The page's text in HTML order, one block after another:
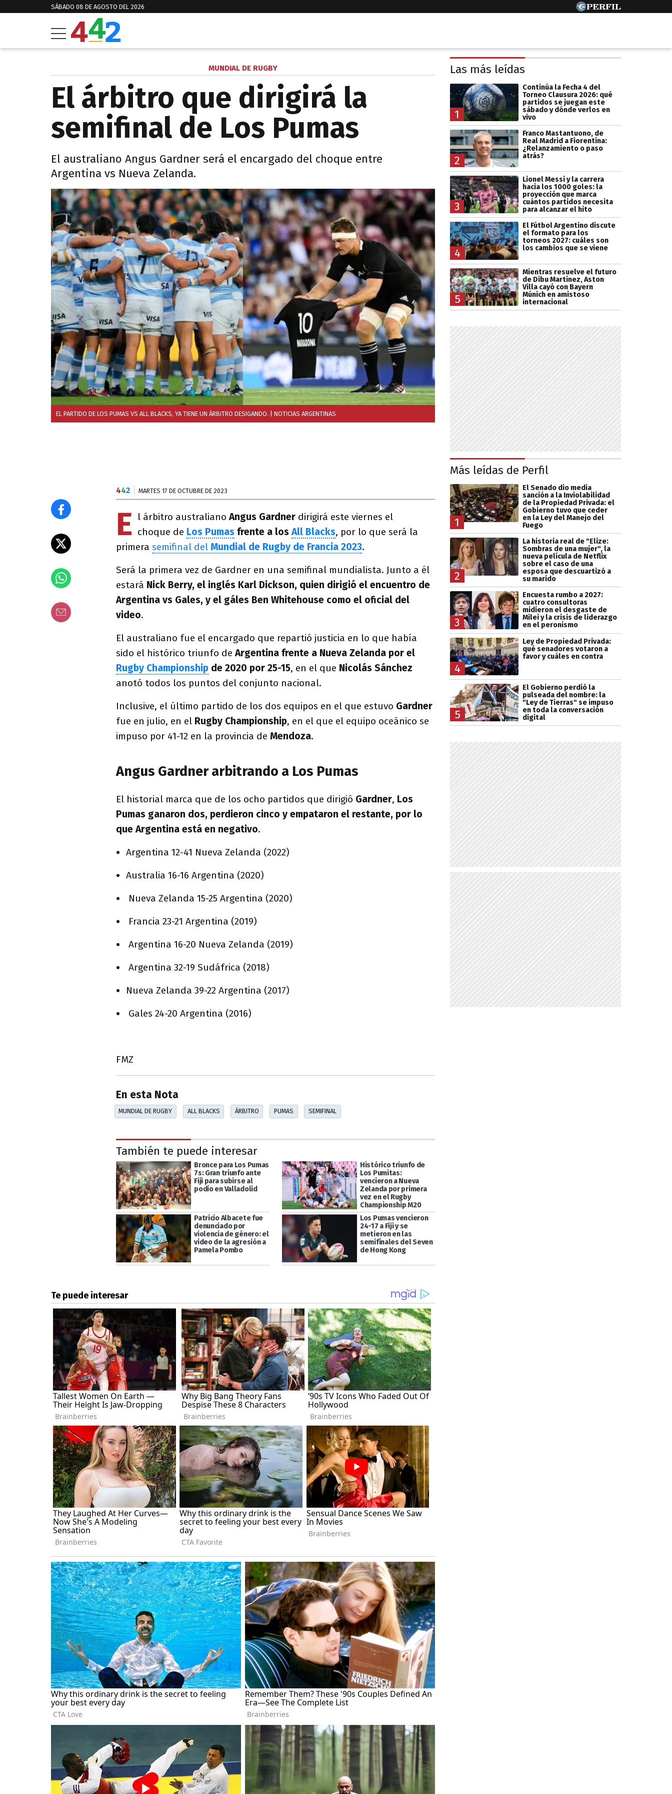
SÁBADO 08 DE AGOSTO DEL 2026
MUNDIAL DE RUGBY
El árbitro que dirigirá la
semifinal de Los Pumas
El australiano Angus Gardner será el encargado del choque entre
Argentina vs Nueva Zelanda.
EL PARTIDO DE LOS PUMAS VS ALL BLACKS, YA TIENE UN ÁRBITRO DESIGANDO. | NOTICIAS ARGENTINAS
442 MARTES 17 DE OCTUBRE DE 2023
E l árbitro australianoAngus Gardner dirigirá este viernes el
choque de Los Pumas frente a losAll Blacks, por lo que será la
primera semifinal del Mundial de Rugby de Francia 2023.
Será la primera vez de Gardner en una semifinal mundialista. Junto a él
estará Nick Berry, el inglés Karl Dickson, quien dirigió el encuentro de
Argentina vs Gales, y el gáles Ben Whitehouse como el oficial del
video.
El australiano fue el encargado que repartió justicia en lo que había
sido el histórico triunfo deArgentina frente a Nueva Zelanda por el
Rugby Championship de 2020 por 25-15, en el que Nicolás Sánchez
anotó todos los puntos del conjunto nacional.
Inclusive, el último partido de los dos equipos en el que estuvo Gardner
fue en julio, en el Rugby Championship, en el que el equipo oceánico se
impuso por 41-12 en la provincia de Mendoza.
Angus Gardner arbitrando a Los Pumas
El historial marca que de los ocho partidos que dirigió Gardner, Los
Pumas ganaron dos, perdieron cinco y empataron el restante, por lo
que Argentina está en negativo.
Argentina 12-41 Nueva Zelanda (2022)
Australia 16-16 Argentina (2020)
Nueva Zelanda 15-25 Argentina (2020)
Francia 23-21 Argentina (2019)
Argentina 16-20 Nueva Zelanda (2019)
Argentina 32-19 Sudáfrica (2018)
Nueva Zelanda 39-22 Argentina (2017)
Gales 24-20 Argentina (2016)
FMZ
En esta Nota
MUNDIAL DE RUGBY ALL BLACKS ÁRBITRO PUMAS SEMIFINAL
También te puede interesar
Bronce para Los Pumas
7s: Gran triunfo ante
Fiji para subirse al
podio en Valladolid
Histórico triunfo de
Los Pumitas:
vencieron a Nueva
Zelanda por primera
vez en el Rugby
Championship M20
Patricio Albacete fue
denunciado por
violencia de género: el
video de la agresión a
Pamela Pombo
Los Pumas vencieron
24-17 a Fiji y se
metieron en las
semifinales del Seven
de Hong Kong
Las más leídas
1
Continúa la Fecha 4 del
Torneo Clausura 2026: qué
partidos se juegan este
sábado y dónde verlos en
vivo
2
Franco Mastantuono, de
Real Madrid a Fiorentina:
¿Relanzamiento o paso
atrás?
3
Lionel Messi y la carrera
hacia los 1000 goles: la
proyección que marca
cuántos partidos necesita
para alcanzar el hito
4
El Fútbol Argentino discute
el formato para los
torneos 2027: cuáles son
los cambios que se viene
5
Mientras resuelve el futuro
de Dibu Martínez, Aston
Villa cayó con Bayern
Múnich en amistoso
internacional
Más leídas de Perfil
1
El Senado dio media
sanción a la Inviolabilidad
de la Propiedad Privada: el
Gobierno tuvo que ceder
en la Ley del Manejo del
Fuego
2
La historia real de "Elize:
Sombras de una mujer", la
nueva película de Netflix
sobre el caso de una
esposa que descuartizó a
su marido
3
Encuesta rumbo a 2027:
cuatro consultoras
midieron el desgaste de
Milei y la crisis de liderazgo
en el peronismo
4
Ley de Propiedad Privada:
qué senadores votaron a
favor y cuáles en contra
5
El Gobierno perdió la
pulseada del nombre: la
"Ley de Tierras" se impuso
en toda la conversación
digital